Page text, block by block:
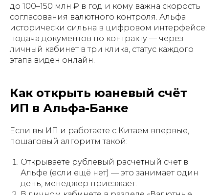
до 100–150 млн ₽ в год и кому важна скорость
согласования валютного контроля. Альфа
исторически сильна в цифровом интерфейсе:
подача документов по контракту — через
личный кабинет в три клика, статус каждого
этапа виден онлайн.
Как открыть юаневый счёт
ИП в Альфа-Банке
Если вы ИП и работаете с Китаем впервые,
пошаговый алгоритм такой:
Открываете рублёвый расчётный счёт в
Альфе (если ещё нет) — это занимает один
день, менеджер приезжает.